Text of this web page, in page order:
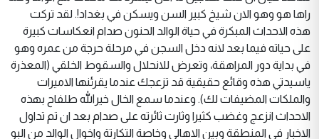
راها هو وهو الان شيخ كبير السن ويسكن في بغداد!. لقد تركت
هذه الاحداث المبكرة في حياة الوالد الحنون صدام انعكاسات كبيرة
على حياته فيما بعد لانه دخل السجن في مرحلة حرجة من عمره وهو
في بداية دور المراهقة، وتعرض للانحلال والسقوط الخلقي (المعذرة
ياسيدتي هذه وقائع حقيقية قد تزعجك عندما يقرئنها الاميرات
والملكات المضيفات لك). وعندما سمع الخال خيرالله طلفاح بهذه
الاحداث انزعج وغضب كثيرا وثارت ثائرته على صدام بعد ان تم تداول
الاخبار في المنطقة وبين الاهالي وخاصة التكارتة واخوال الوالد من البو